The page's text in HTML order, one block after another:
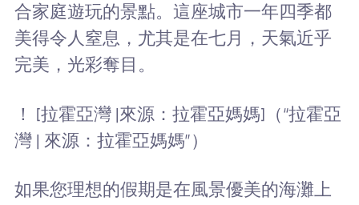
合家庭遊玩的景點。這座城市一年四季都
美得令人窒息，尤其是在七月，天氣近乎
完美，光彩奪目。
！ [拉霍亞灣 |來源：拉霍亞媽媽]（“拉霍亞
灣 | 來源：拉霍亞媽媽”）
如果您理想的假期是在風景優美的海灘上